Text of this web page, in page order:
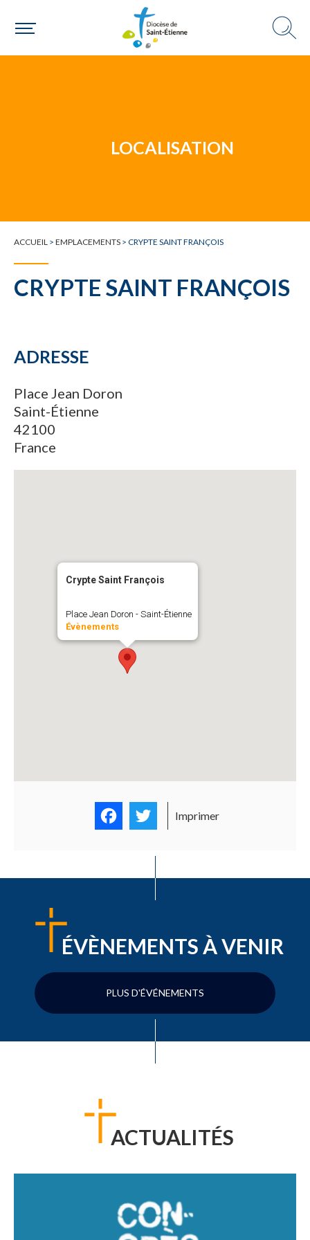
LOCALISATION
ACCUEIL > EMPLACEMENTS > CRYPTE SAINT FRANÇOIS
CRYPTE SAINT FRANÇOIS
ADRESSE
Place Jean Doron
Saint-Étienne
42100
France
Crypte Saint François
Place Jean Doron - Saint-Étienne
Évènements
FacebookTwitter
Imprimer
ÉVÈNEMENTS À VENIR
PLUS D'ÉVÉNEMENTS
ACTUALITÉS